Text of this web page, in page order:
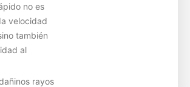
no es
velocidad
también
al
rayos